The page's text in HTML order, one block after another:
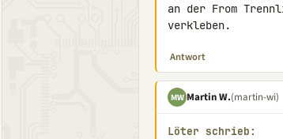
an der From
verkleben.
Antwort
MW Martin W.(martin-wi)
Löter schrieb: